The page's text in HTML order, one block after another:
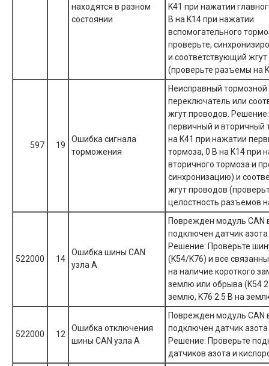
находятся в разном
состоянии
K41 при нажатии
В на K14 при нажатии
вспомогательного
проверьте,
и соответствующий
(проверьте разъемы на
597 19
Ошибка сигнала
торможения
Неисправный тормозной
переключатель или
жгут проводов.
первичный и вторичный
на K41 при нажатии
тормоза, 0 В на K14 при
вторичного тормоза и
синхронизацию) и
жгут проводов
целостность разъемов
522000 14
Ошибка шины CAN
узла A
Поврежден модуль CAN
подключен датчик
Решение: Проверьте
(K54/K76) и все
на наличие короткого
землю или обрыва (K54
землю, K76 2.5 В на
522000 12
Ошибка отключения
шины CAN узла A
Поврежден модуль CAN
подключен датчик
Решение: Проверьте
датчиков азота и